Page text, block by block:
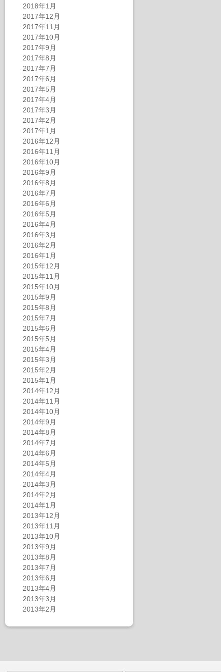
2018年1月
2017年12月
2017年11月
2017年10月
2017年9月
2017年8月
2017年7月
2017年6月
2017年5月
2017年4月
2017年3月
2017年2月
2017年1月
2016年12月
2016年11月
2016年10月
2016年9月
2016年8月
2016年7月
2016年6月
2016年5月
2016年4月
2016年3月
2016年2月
2016年1月
2015年12月
2015年11月
2015年10月
2015年9月
2015年8月
2015年7月
2015年6月
2015年5月
2015年4月
2015年3月
2015年2月
2015年1月
2014年12月
2014年11月
2014年10月
2014年9月
2014年8月
2014年7月
2014年6月
2014年5月
2014年4月
2014年3月
2014年2月
2014年1月
2013年12月
2013年11月
2013年10月
2013年9月
2013年8月
2013年7月
2013年6月
2013年4月
2013年3月
2013年2月